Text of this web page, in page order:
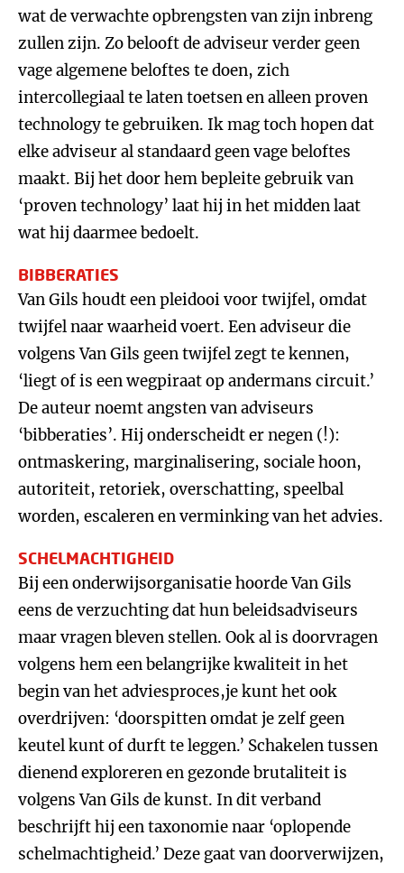
wat de verwachte opbrengsten van zijn inbreng
zullen zijn. Zo belooft de adviseur verder geen
vage algemene beloftes te doen, zich
intercollegiaal te laten toetsen en alleen proven
technology te gebruiken. Ik mag toch hopen dat
elke adviseur al standaard geen vage beloftes
maakt. Bij het door hem bepleite gebruik van
‘proven technology’ laat hij in het midden laat
wat hij daarmee bedoelt.
BIBBERATIES
Van Gils houdt een pleidooi voor twijfel, omdat
twijfel naar waarheid voert. Een adviseur die
volgens Van Gils geen twijfel zegt te kennen,
‘liegt of is een wegpiraat op andermans circuit.’
De auteur noemt angsten van adviseurs
‘bibberaties’. Hij onderscheidt er negen (!):
ontmaskering, marginalisering, sociale hoon,
autoriteit, retoriek, overschatting, speelbal
worden, escaleren en verminking van het advies.
SCHELMACHTIGHEID
Bij een onderwijsorganisatie hoorde Van Gils
eens de verzuchting dat hun beleidsadviseurs
maar vragen bleven stellen. Ook al is doorvragen
volgens hem een belangrijke kwaliteit in het
begin van het adviesproces,je kunt het ook
overdrijven: ‘doorspitten omdat je zelf geen
keutel kunt of durft te leggen.’ Schakelen tussen
dienend exploreren en gezonde brutaliteit is
volgens Van Gils de kunst. In dit verband
beschrijft hij een taxonomie naar ‘oplopende
schelmachtigheid.’ Deze gaat van doorverwijzen,